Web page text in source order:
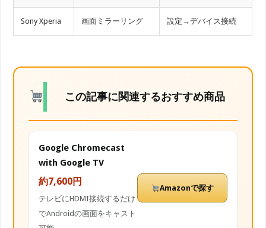
Sony Xperia 画面ミラーリング 設定→デバイス接続
この記事に関連するおすすめ商品
Google Chromecast
with Google TV
約7,600円
テレビにHDMI接続するだけ
でAndroidの画面をキャスト
Amazonで探す